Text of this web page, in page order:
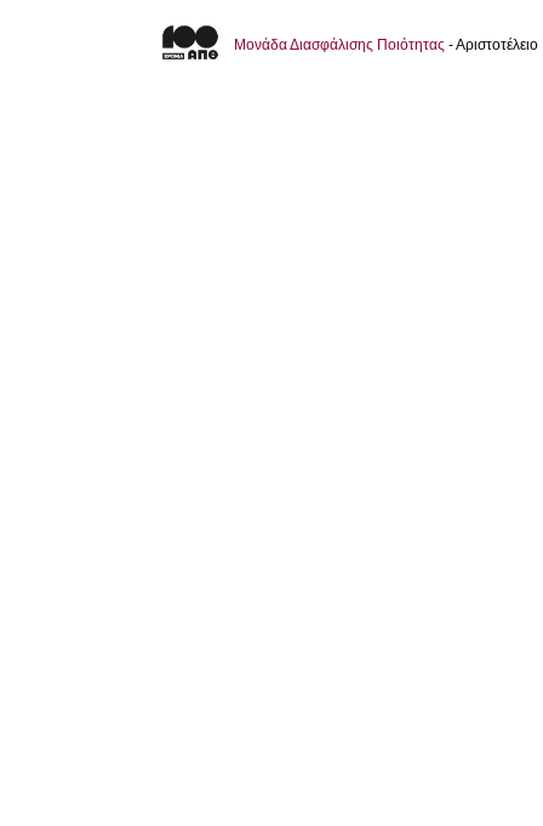
Μονάδα Διασφάλισης Ποιότητας -